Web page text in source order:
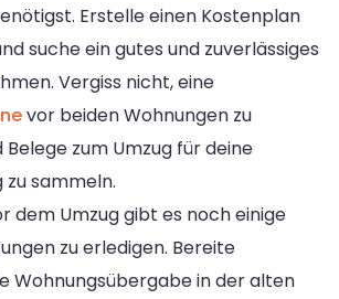
Erstelle einen Kostenplan
suche ein gutes und zuverlässiges
Vergiss nicht, eine
vor beiden Wohnungen zu
zum Umzug für deine
sammeln.
dem Umzug gibt es noch einige
zu erledigen. Bereite
Wohnungsübergabe in der alten